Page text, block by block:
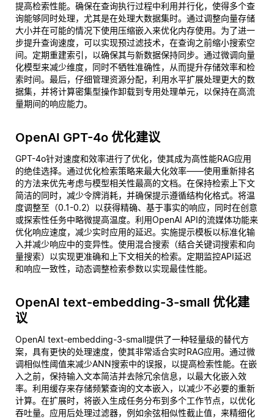
提高检索性能。确保在查询执行过程中利用并行化，使得多个查
询能够同时处理，尤其是在处理大数据集时。通过调整向量存储
大小并在可能的情况下使用压缩嵌入来优化内存使用。为了进一
步提升查询速度，可以实现预过滤技术，在查询之前缩小搜索空
间。定期重建索引，以确保其与新数据保持同步。通过微调向量
化模型来减少维度，同时不牺牲准确性，从而提升存储效率和检
索时间。最后，仔细管理资源分配，利用水平扩展处理更大的数
据集，并将计算密集型操作卸载到专用处理单元，以保持在高流
量期间的响应能力。
OpenAI GPT-4o 优化建议
GPT-4o针对速度和效率进行了优化，使其成为高性能RAG应用
的绝佳选择。通过优化检索策略来最大化效率——使用重新排名
的方法来优先考虑与模型相关性最高的文档。在保持检索上下文
简洁的同时，减少令牌消耗，并确保提示遵循结构化格式。将温
度调整至（0.1-0.2）以获得精确、基于事实的响应，同时在创意
或探索性任务中略微提高温度。利用OpenAI API的流媒体功能来
优化响应速度，减少实时应用的延迟。实施提示模板以标准化输
入并减少响应中的变异性。使用混合搜索（结合关键词搜索和向
量搜索）以实现更准确和上下文相关的检索。定期监控API延迟
和响应一致性，动态调整检索参数以实现最佳性能。
OpenAI text-embedding-3-small 优化建
议
OpenAI text-embedding-3-small提供了一种轻量级的替代方
案，具有更快的处理速度，使其非常适合实时RAG应用。通过微
调相似性阈值来减少ANN搜索中的误报，以提高检索性能。在嵌
入之前，保持输入文本简洁并去除冗余信息，以最大化嵌入效
率。利用缓存来存储频繁查询的文本嵌入，以减少不必要的重新
计算。在扩展时，将嵌入生成任务分布到多个工作节点，以优化
吞吐量。应用后处理过滤器，例如余弦相似性截止值，来精细化